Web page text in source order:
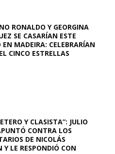
RONALDO Y GEORGINA
SE CASARÍAN ESTE
EN MADEIRA: CELEBRARÍAN
CINCO ESTRELLAS
Y CLASISTA”: JULIO
CONTRA LOS
DE NICOLÁS
Y LE RESPONDIÓ CON